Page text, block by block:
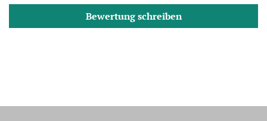
Bewertung schreiben